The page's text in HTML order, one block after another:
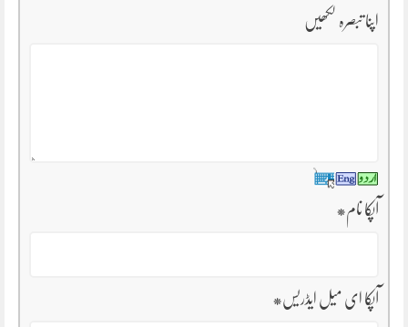
اپنا تبصرہ لکھیں
آپکا نام*
آپکا ای میل ایڈریس*